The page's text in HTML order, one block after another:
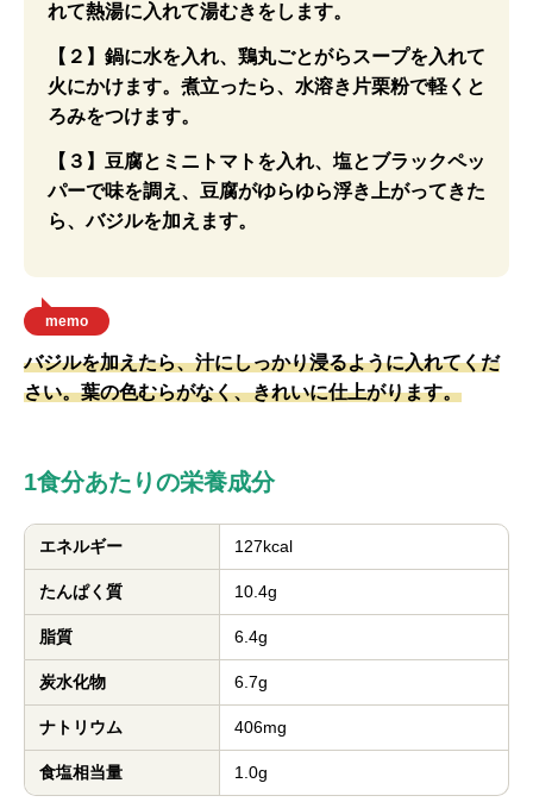
れて熱湯に入れて湯むきをします。
【２】鍋に水を入れ、鶏丸ごとがらスープを入れて
火にかけます。煮立ったら、水溶き片栗粉で軽くと
ろみをつけます。
【３】豆腐とミニトマトを入れ、塩とブラックペッ
パーで味を調え、豆腐がゆらゆら浮き上がってきた
ら、バジルを加えます。
memo
バジルを加えたら、汁にしっかり浸るように入れてくだ
さい。葉の色むらがなく、きれいに仕上がります。
1食分あたりの栄養成分
エネルギー 127kcal
たんぱく質 10.4g
脂質 6.4g
炭水化物 6.7g
ナトリウム 406mg
食塩相当量 1.0g